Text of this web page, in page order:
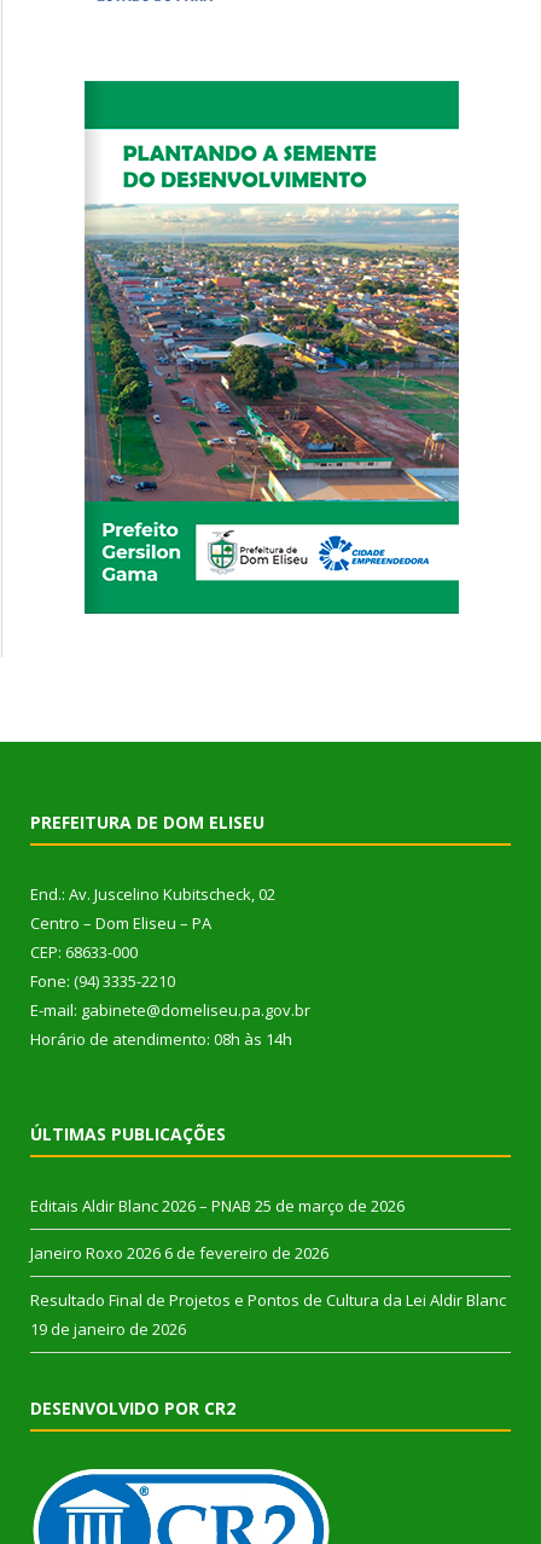
PREFEITURA DE DOM ELISEU
End.: Av. Juscelino Kubitscheck, 02
Centro – Dom Eliseu – PA
CEP: 68633-000
Fone: (94) 3335-2210
E-mail: gabinete@domeliseu.pa.gov.br
Horário de atendimento: 08h às 14h
ÚLTIMAS PUBLICAÇÕES
Editais Aldir Blanc 2026 – PNAB 25 de março de 2026
Janeiro Roxo 2026 6 de fevereiro de 2026
Resultado Final de Projetos e Pontos de Cultura da Lei Aldir Blanc
19 de janeiro de 2026
DESENVOLVIDO POR CR2